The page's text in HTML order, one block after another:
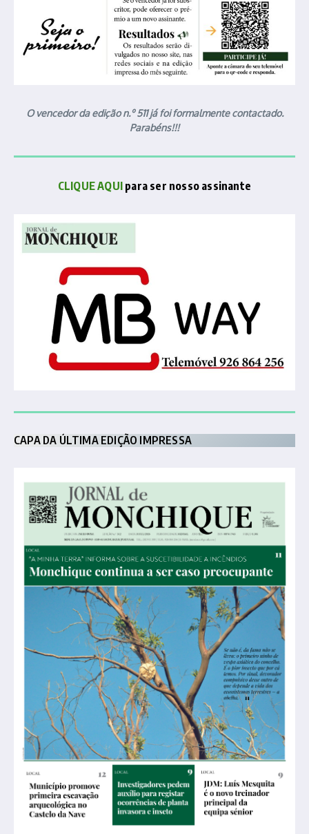
O vencedor da edição n.º 511 já foi formalmente contactado.
Parabéns!!!
CLIQUE AQUI para ser nosso assinante
CAPA DA ÚLTIMA EDIÇÃO IMPRESSA